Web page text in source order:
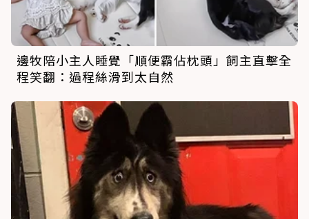
邊牧陪小主人睡覺「順便霸佔枕頭」飼主直擊全
程笑翻：過程絲滑到太自然